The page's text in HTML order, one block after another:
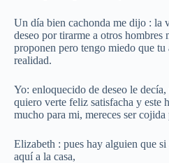
Un día bien cachonda me dijo : la
deseo por tirarme a otros hombres
proponen pero tengo miedo que tu
realidad.
Yo: enloquecido de deseo le
quiero verte feliz satisfacha y este
mucho para mi, mereces ser cojida
Elizabeth : pues hay alguien que si
aquí a la casa,